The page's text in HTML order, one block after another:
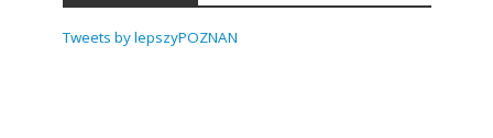
Tweets by lepszyPOZNAN